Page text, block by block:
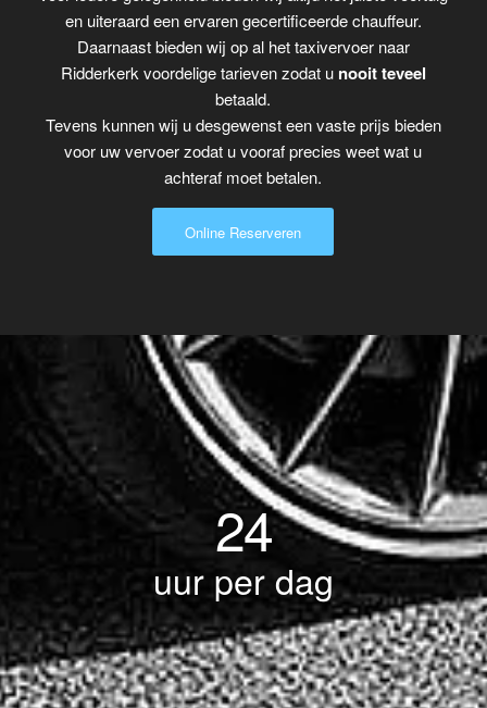
en uiteraard een ervaren gecertificeerde chauffeur.
Daarnaast bieden wij op al het taxivervoer naar
Ridderkerk voordelige tarieven zodat u nooit teveel
betaald.
Tevens kunnen wij u desgewenst een vaste prijs bieden
voor uw vervoer zodat u vooraf precies weet wat u
achteraf moet betalen.
Online Reserveren
24
uur per dag